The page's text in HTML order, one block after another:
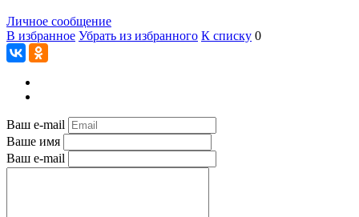
Личное сообщение
В избранное Убрать из избранного К списку 0
Ваш e-mail
Ваше имя
Ваш e-mail